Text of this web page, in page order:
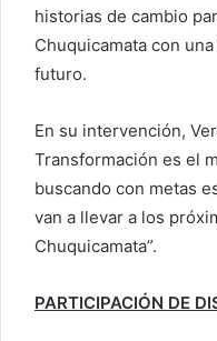
historias de cambio
Chuquicamata con
futuro.
En su intervención,
Transformación es el
buscando con metas
van a llevar a los
Chuquicamata”.
PARTICIPACIÓN DE